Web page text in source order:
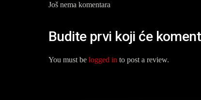
Još nema komentara
Budite prvi koji će
You must be logged in to post a review.